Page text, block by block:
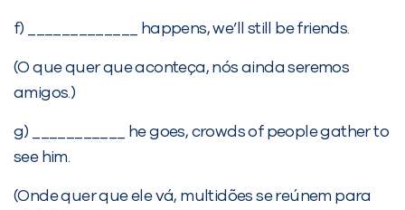
f) _____________ happens, we’ll still be friends.
(O que quer que aconteça, nós ainda seremos
amigos.)
g) ___________ he goes, crowds of people gather to
see him.
(Onde quer que ele vá, multidões se reúnem para